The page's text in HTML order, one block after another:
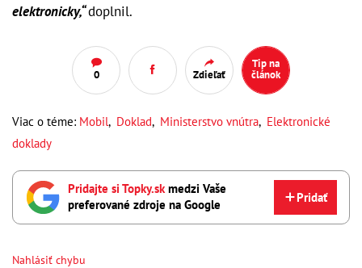
elektronicky,“doplnil.
0 Zdieľať
Tip na
článok
Viac o téme: Mobil, Doklad, Ministerstvo vnútra, Elektronické
doklady
Pridajte si Topky.skmedzi Vaše
preferované zdroje na Google
Pridať
Nahlásiť chybu